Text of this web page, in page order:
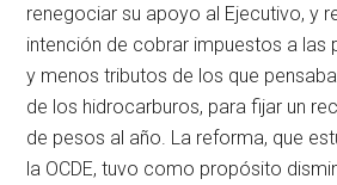
renegociar su apoyo al Ejecutivo, y
intención de cobrar impuestos a las
y menos tributos de los que
de los hidrocarburos, para fijar un
de pesos al año. La reforma, que
la OCDE, tuvo como propósito